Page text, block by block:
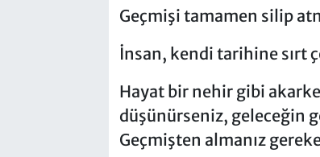
Geçmişi tamamen silip
İnsan, kendi tarihine sırt
Hayat bir nehir gibi
düşünürseniz, geleceğin
Geçmişten almanız